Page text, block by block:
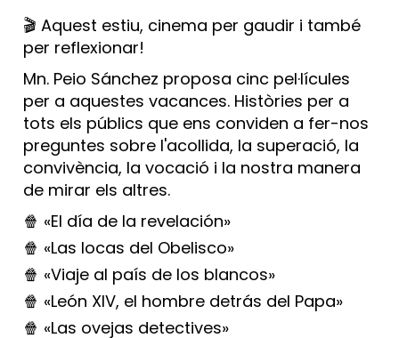
🎬 Aquest estiu, cinema per gaudir i també
per reflexionar!
Mn. Peio Sánchez proposa cinc pel·lícules
per a aquestes vacances. Històries per a
tots els públics que ens conviden a fer-nos
preguntes sobre l'acollida, la superació, la
convivència, la vocació i la nostra manera
de mirar els altres.
🍿 «El día de la revelación»
🍿 «Las locas del Obelisco»
🍿 «Viaje al país de los blancos»
🍿 «León XIV, el hombre detrás del Papa»
🍿 «Las ovejas detectives»